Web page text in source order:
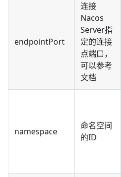
endpointPort
连接
Nacos
Server指
定的连接
点端口，
可以参考
文档
namespace
命名空间
的ID